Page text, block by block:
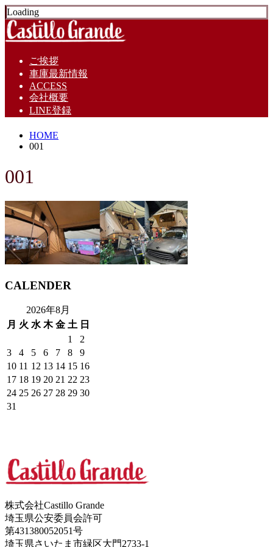
Loading
ご挨拶
車庫最新情報
ACCESS
会社概要
LINE登録
HOME
001
001
CALENDER
2026年8月
月 火 水 木 金 土 日
1
2
3
4 5 6 7 8
9
10 11 12 13 14 15 16
17 18 19 20 21 22 23
24 25 26 27 28 29 30
31
株式会社Castillo Grande
埼玉県公安委員会許可
第431380052051号
埼玉県さいたま市緑区大門2733-1